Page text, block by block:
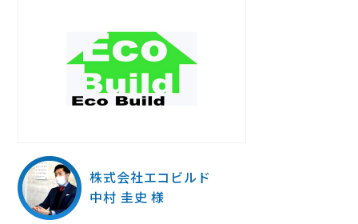
株式会社エコビルド
中村 圭史 様